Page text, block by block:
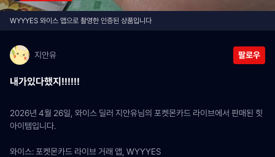
WYYYES 와이스 앱으로 촬영한 인증된 상품입니다
지안유 팔로우
내가있다했지!!!!!!
2026년 4월 26일, 와이스 딜러 지안유님의 포켓몬카드 라이브에서 판매된 힛
아이템입니다.
와이스: 포켓몬카드 라이브 거래 앱, WYYYES